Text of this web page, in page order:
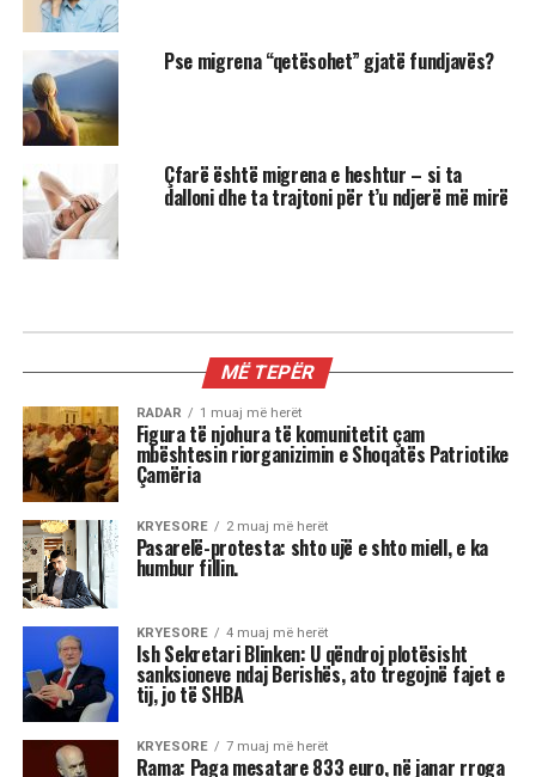
Pse migrena “qetësohet” gjatë fundjavës?
Çfarë është migrena e heshtur – si ta
dalloni dhe ta trajtoni për t’u ndjerë më mirë
3 shenjat më xheloze të horoskopit
Astrologjia tregon se disa shenja të zodiakut
janë më të prirura të përjetojnë xhelozi, për
shkak të pasigurisë, krenarisë ose nevojës së
fortë për njohje.